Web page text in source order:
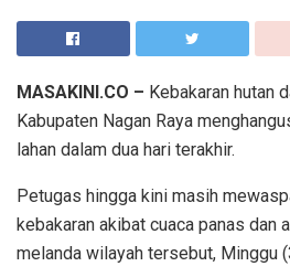
MASAKINI.CO – Kebakaran hutan
Kabupaten Nagan Raya
lahan dalam dua hari terakhir.
Petugas hingga kini masih
kebakaran akibat cuaca panas dan
melanda wilayah tersebut, Minggu